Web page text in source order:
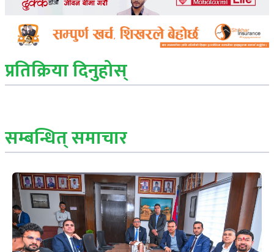
प्रतिक्रिया दिनुहोस्
सम्बन्धित् समाचार